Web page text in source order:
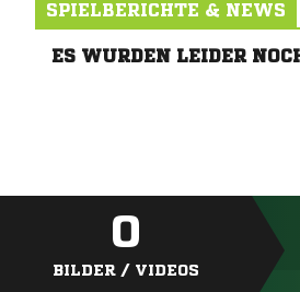
SPIELBERICHTE & NEWS
ES WURDEN LEIDER
0
BILDER / VIDEOS